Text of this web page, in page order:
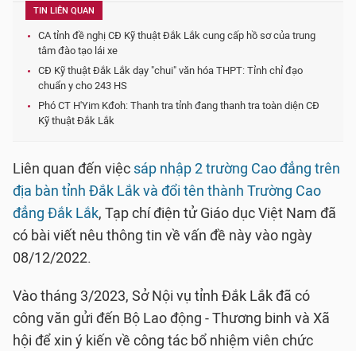
TIN LIÊN QUAN
CA tỉnh đề nghị CĐ Kỹ thuật Đắk Lắk cung cấp hồ sơ của trung
tâm đào tạo lái xe
CĐ Kỹ thuật Đắk Lắk dạy "chui" văn hóa THPT: Tỉnh chỉ đạo
chuẩn y cho 243 HS
Phó CT H'Yim Kđoh: Thanh tra tỉnh đang thanh tra toàn diện CĐ
Kỹ thuật Đắk Lắk
Liên quan đến việc sáp nhập 2 trường Cao đẳng trên
địa bàn tỉnh Đắk Lắk và đổi tên thành Trường Cao
đẳng Đắk Lắk, Tạp chí điện tử Giáo dục Việt Nam đã
có bài viết nêu thông tin về vấn đề này vào ngày
08/12/2022.
Vào tháng 3/2023, Sở Nội vụ tỉnh Đắk Lắk đã có
công văn gửi đến Bộ Lao động - Thương binh và Xã
hội để xin ý kiến về công tác bổ nhiệm viên chức